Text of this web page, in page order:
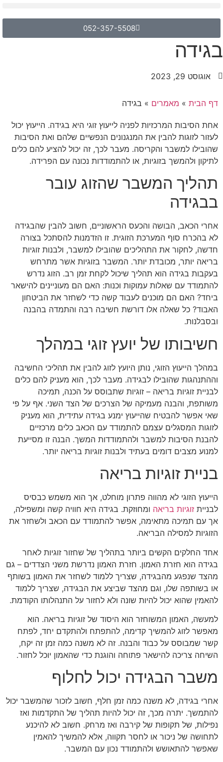
052-357-5508
בגידה
אוגוסט 29, 2023
דף הבית » מאמרים » בגידה
אחת הסיבות המרכזיות לפניה לייעוץ זוגי היא בגידה. הייעוץ יכול
לעזור לזוגות להבין את המנגנונים הנפשיים שלהם ואת הסיבות
שהובילו למשבר והקריסה. מעבר לכך, זה יכול להציע להם כלים
לתיקון ולהמשך בזוגיות, או להתמודדות נכונה עם הפרידה.
תהליך המשבר שהזוג עובר
בבגידה
אחרי הכאב, הבושה והכעס הראשוניים, חשוב להבין שהבגידה
לא בהכרח סוף המערכת הזוגית. זו הזדמנות להסתכל בצורה
חדשה, לחקור את התהליכים שהובילו למשבר, ולבנות זוגיות
בריאה יותר, מכובדת יותר. המשבר בזוגיות אשר מתרחש
בעקבות בגידה הוא תהליך שיכול לקחת זמן רב. הזוג נדרש
להתמודד עם שאלות עמוקות וכנות: האם הם מעוניינים להישאר
ביחד? האם הם מוכנים לעבוד קשה כדי לשחזר את הביטחון
האבוד? כל שאלה אלו דורשת חשיבה רבה והתמדה בהבנה
ובסבלנות.
חשיבותו של יועץ זוגי במהלך
במהלך הייעוץ הזוגי, נותן היועץ לזוג להבין את תהליכי החשיבה
וההתנהגות שהובילו לבגידה. מעבר לכך, הוא מעניק להם כלים
לבניית זוגיות בריאה – זוגיות שתבוסס על הכנה, תמיכה
משותפת, והבנה מעמיקה של הצרכים של הצד השני. אף על פי
שאי אפשר להבטיח שהייעוץ ימנע בגידה עתידית, הוא מעניק
לזוגות המסגלים עצמם להתמודד עם הכאב כלים מרכזיים
להבנת הסיבות למשבר ולהתמודדות המשך. הבנה זו מסייעת
למנוע מצבים דומים בעתיד ולבנות זוגיות בריאה יותר.
בניית זוגיות בריאה
הייעוץ הזוגי לא מהווה פתרון מוחלט, אך הוא משמש כבסיס
לבניית זוגיות בריאה ומחוזקת. בגידה היא חוויה קשה ומשפילה,
אך עם תמיכה מתאימה, אפשר להתמודד עם הכאב ולשחזר את
הזוגיות למסילה הבריאה.
אחד החלקים הקשים ביותר בתהליך של שחזור זוגיות לאחר
בגידה הוא חזרת האמון. חזרת האמון נדרשת משני הצדדים – גם
מהצד שנפגע מהבגידה, שצריך ללמוד לשחזר את האמון בשותף
או בשותפה שלו, וגם מהצד שביצע את הבגידה, שצריך ללמוד
להאמין שהוא יכול להיות שונה ולא לחזור על התנהלותו הקודמת.
למעשה, האמון המשוחזר הוא היסוד של זוגיות בריאה. הוא
מאפשר לזוג להמשיך קדימה, להתפתח ולהתקדם יחד, לפתח
קשר שמבוסס על כבוד והבנה. זה לא משנה כמה זמן זה יקח,
השיחה צריכה להישאר פתוחה והוגנת כדי שהאמון יוכל לחזור.
משבר הבגידה יכול לחלוף
אחרי בגידה, לא משנה כמה זמן חלף, חשוב לזכור שהמשבר יכול
להתמשך. יתרה מכך, זה יכול להיות תהליך של התקדמות ואז
נפילות, של תקופות של קירבה ואז מרחק. חשוב לא להיכנע
לתחושה של ניכור או לחסר תקווה, אלא להמשיך להאמין
שאפשר להתאושש ולהתמודד נכון עם המשבר.